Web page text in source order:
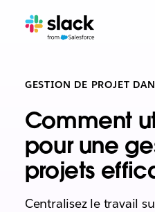
GESTION DE PROJET
Comment
pour une
projets
Centralisez le travail